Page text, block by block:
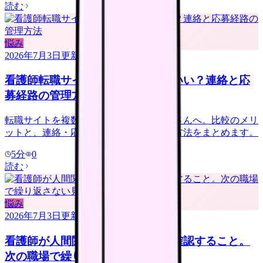
読む
悩み
2026年7月3日 更新
看護師転職サイトは複数登録していい？連絡と応
募経路の管理方法
転職サイトを複数登録するか迷う看護師さんへ。比較のメリ
ットと、連絡・応募経路で疲れない管理方法をまとめます。
5分
0
読む
悩み
2026年7月3日 更新
看護師が人間関係で転職する前に確認すること。
次の職場で繰り返さない見方